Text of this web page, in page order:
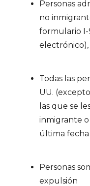
Personas
no
formulario I-
electrónico),
Todas las
UU.
las que se
inmigrante
última
Personas
expulsión